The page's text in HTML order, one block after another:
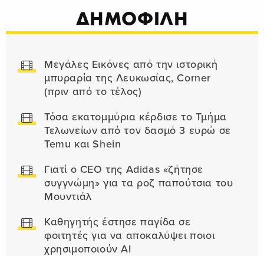
ΔΗΜΟΦΙΛΗ
Μεγάλες Εικόνες από την ιστορική
μπυραρία της Λευκωσίας, Corner
(πριν από το τέλος)
Τόσα εκατομμύρια κέρδισε το Τμήμα
Τελωνείων από τον δασμό 3 ευρώ σε
Temu και Shein
Γιατί ο CEO της Adidas «ζήτησε
συγγνώμη» για τα ροζ παπούτσια του
Μουντιάλ
Καθηγητής έστησε παγίδα σε
φοιτητές για να αποκαλύψει ποιοι
χρησιμοποιούν AI